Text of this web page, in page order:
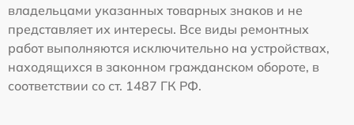
владельцами указанных товарных знаков и не
представляет их интересы. Все виды ремонтных
работ выполняются исключительно на устройствах,
находящихся в законном гражданском обороте, в
соответствии со ст. 1487 ГК РФ.